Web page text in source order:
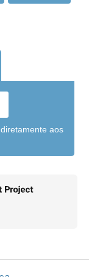
aos